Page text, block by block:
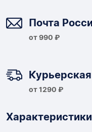
Почта
от 990 ₽
от 1290 ₽
Характеристики